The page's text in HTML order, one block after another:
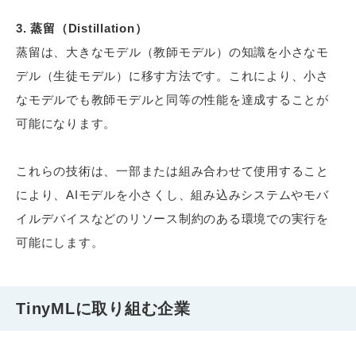
3. 蒸留（Distillation）
蒸留は、大きなモデル（教師モデル）の知識を小さなモ
デル（生徒モデル）に移す方法です。これにより、小さ
なモデルでも教師モデルと同等の性能を達成することが
可能になります。
これらの技術は、一部または組み合わせて使用すること
により、AIモデルを小さくし、組み込みシステムやモバ
イルデバイスなどのリソース制約のある環境での実行を
可能にします。
TinyMLに取り組む企業